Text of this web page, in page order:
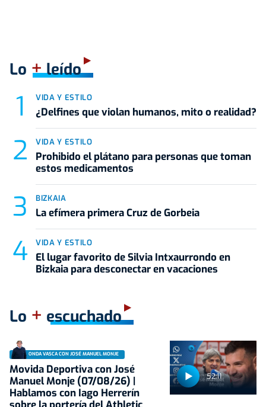
Lo +leído
VIDA Y ESTILO
¿Delfines que violan humanos, mito o realidad?
VIDA Y ESTILO
Prohibido el plátano para personas que toman
estos medicamentos
BIZKAIA
La efímera primera Cruz de Gorbeia
VIDA Y ESTILO
El lugar favorito de Silvia Intxaurrondo en
Bizkaia para desconectar en vacaciones
Lo + escuchado
52:11
ONDA VASCA CON JOSÉ MANUEL MONJE
Movida Deportiva con José
Manuel Monje (07/08/26) |
Hablamos con Iago Herrerín